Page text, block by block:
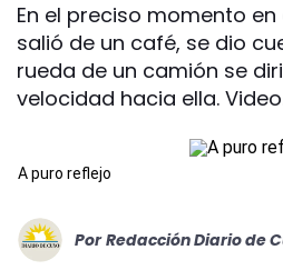
En el preciso momento
salió de un café, se dio
rueda de un camión se
velocidad hacia ella.
A puro reflejo
Por Redacción Diario de